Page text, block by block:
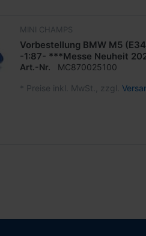
MINI CHAMPS
Vorbestellung BMW M5
-1:87- ***Messe Neuheit
Art.-Nr. MC870025100
* Preise inkl. MwSt., zzgl.